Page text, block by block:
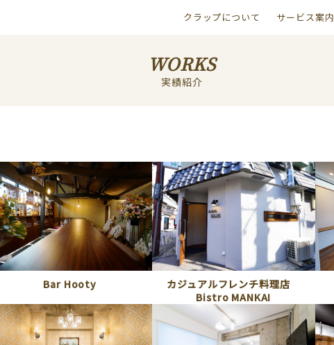
クラップについて サービス案内
WORKS
実績紹介
Bar Hooty
カジュアルフレンチ料理店
Bistro MANKAI